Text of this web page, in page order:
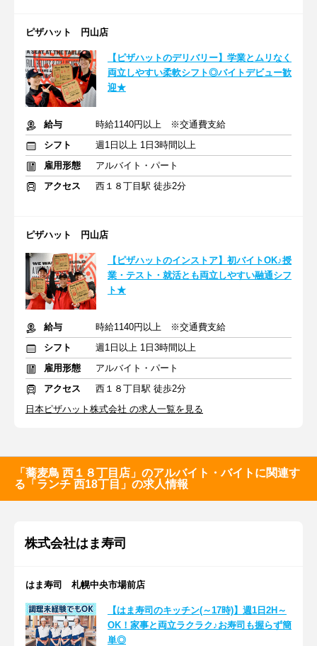
ピザハット 円山店
【ピザハットのデリバリー】学業とムリなく
両立しやすい柔軟シフト◎バイトデビュー歓
迎★
給与
時給1140円以上 ※交通費支給
シフト
週1日以上 1日3時間以上
雇用形態
アルバイト・パート
アクセス
西１８丁目駅 徒歩2分
ピザハット 円山店
【ピザハットのインストア】初バイトOK♪授
業・テスト・就活とも両立しやすい融通シフ
ト★
給与
時給1140円以上 ※交通費支給
シフト
週1日以上 1日3時間以上
雇用形態
アルバイト・パート
アクセス
西１８丁目駅 徒歩2分
日本ピザハット株式会社 の求人一覧を見る
「蕎麦鳥 西１８丁目店」のアルバイト・バイトに関連す
る「ランチ 西18丁目」の求人情報
株式会社はま寿司
はま寿司 札幌中央市場前店
【はま寿司のキッチン(～17時)】週1日2H～
OK！家事と両立ラクラク♪お寿司も握らず簡
単◎